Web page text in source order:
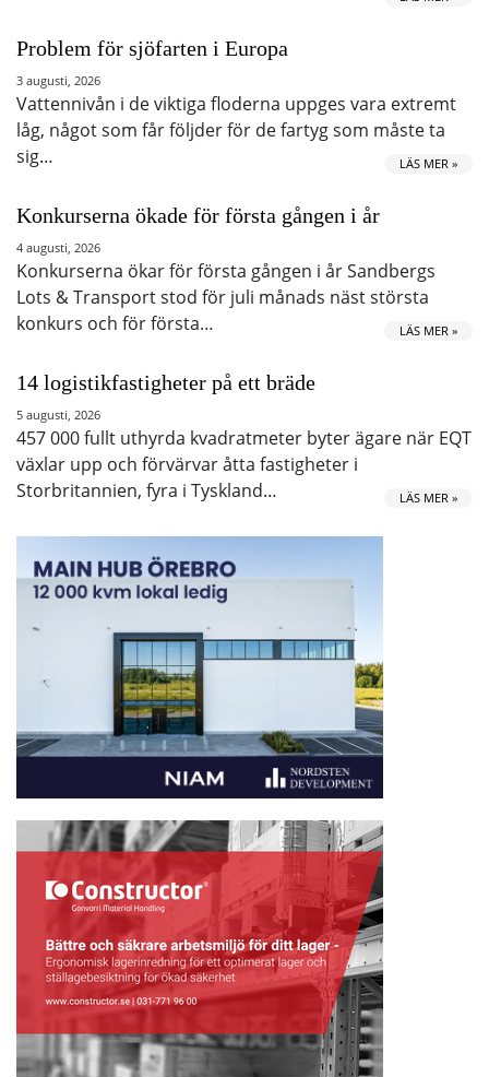
Problem för sjöfarten i Europa
3 augusti, 2026
Vattennivån i de viktiga floderna uppges vara extremt
låg, något som får följder för de fartyg som måste ta
sig…
LÄS MER »
Konkurserna ökade för första gången i år
4 augusti, 2026
Konkurserna ökar för första gången i år Sandbergs
Lots & Transport stod för juli månads näst största
konkurs och för första…
LÄS MER »
14 logistikfastigheter på ett bräde
5 augusti, 2026
457 000 fullt uthyrda kvadratmeter byter ägare när EQT
växlar upp och förvärvar åtta fastigheter i
Storbritannien, fyra i Tyskland…
LÄS MER »